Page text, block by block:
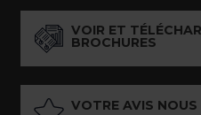
VOIR ET
BROCHURES
VOTRE AVIS NOUS